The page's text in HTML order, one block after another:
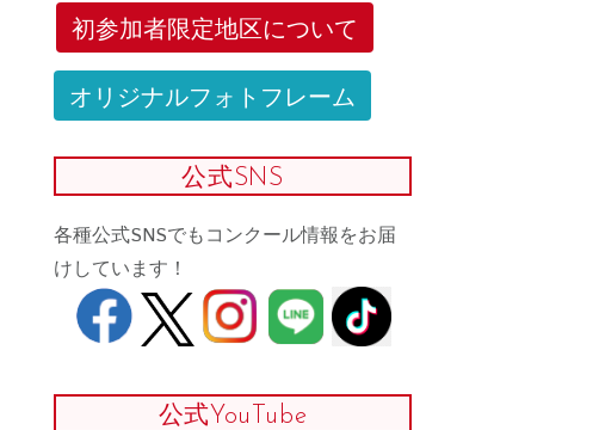
初参加者限定地区について
オリジナルフォトフレーム
公式SNS
各種公式SNSでもコンクール情報をお届
けしています！
公式YouTube